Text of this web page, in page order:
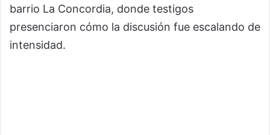
barrio La Concordia, donde testigos
presenciaron cómo la discusión fue escalando de
intensidad.